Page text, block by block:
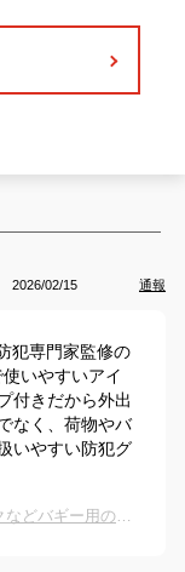
2026/02/15 通報
犯専門家監修の
いやすいアイ
付きだから外出
なく、荷物やバ
いやすい防犯グ
ベビーカー盗難防止｜鍵式やワイヤーロックなどバギー用のおすすめは？